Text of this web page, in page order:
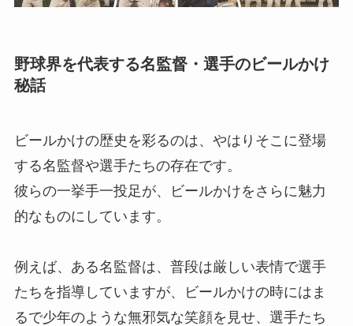
野球界を代表する名監督・選手のビールかけ
秘話
ビールかけの歴史を彩るのは、やはりそこに登場
する名監督や選手たちの存在です。
彼らの一挙手一投足が、ビールかけをさらに魅力
的なものにしています。
例えば、ある名監督は、普段は厳しい表情で選手
たちを指導していますが、ビールかけの時にはま
るで少年のような無邪気な笑顔を見せ、選手たち